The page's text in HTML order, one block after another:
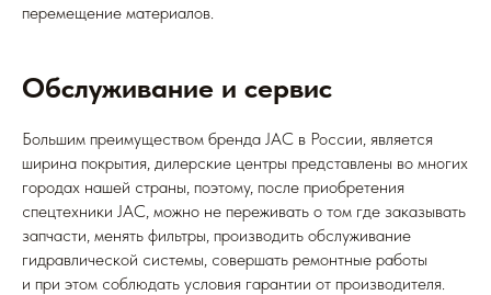
перемещение материалов.
Обслуживание и сервис
Большим преимуществом бренда JAC в России, является
ширина покрытия, дилерские центры представлены во многих
городах нашей страны, поэтому, после приобретения
спецтехники JAC, можно не переживать о том где заказывать
запчасти, менять фильтры, производить обслуживание
гидравлической системы, совершать ремонтные работы
и при этом соблюдать условия гарантии от производителя.